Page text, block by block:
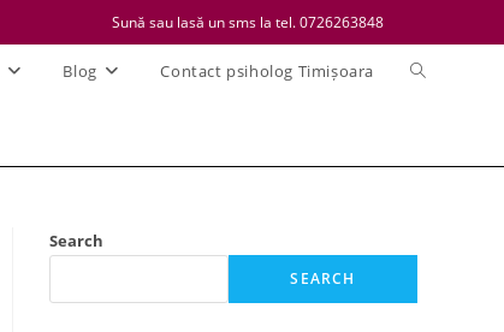
Sună sau lasă un sms la tel. 0726263848
Blog Contact psiholog Timișoara
Toggle
Search
SEARCH